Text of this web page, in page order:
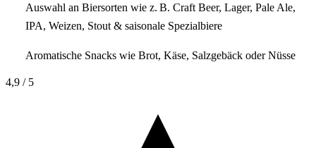
Auswahl an Biersorten wie z. B. Craft Beer, Lager, Pale Ale,
IPA, Weizen, Stout & saisonale Spezialbiere
Aromatische Snacks wie Brot, Käse, Salzgebäck oder Nüsse
4,9 / 5